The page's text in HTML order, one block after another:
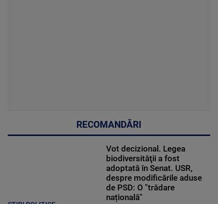
RECOMANDĂRI
Vot decizional. Legea
biodiversităţii a fost
adoptată în Senat. USR,
despre modificările aduse
de PSD: O "trădare
națională"